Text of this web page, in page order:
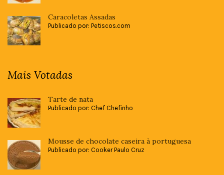
Caracoletas Assadas
Publicado por: Petiscos.com
Mais Votadas
Tarte de nata
Publicado por: Chef Chefinho
Mousse de chocolate caseira à portuguesa
Publicado por: Cooker Paulo Cruz